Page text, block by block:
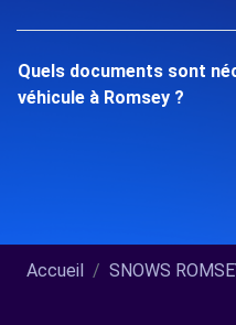
Quels documents sont
véhicule à Romsey ?
Accueil SNOWS